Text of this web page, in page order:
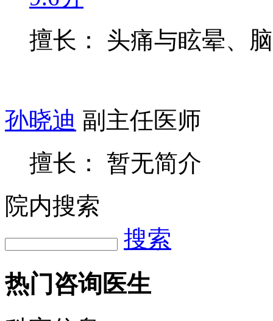
9.6分
擅长： 头痛与眩晕、
热门咨询医生